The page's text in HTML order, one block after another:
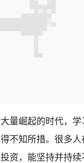
量崛起的时代，
不知所措。很多
资，能坚持并持